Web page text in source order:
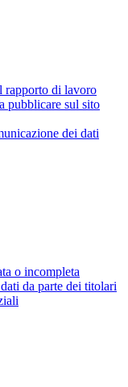
rapporto di lavoro
pubblicare sul sito
dei dati
o incompleta
da parte dei titolari